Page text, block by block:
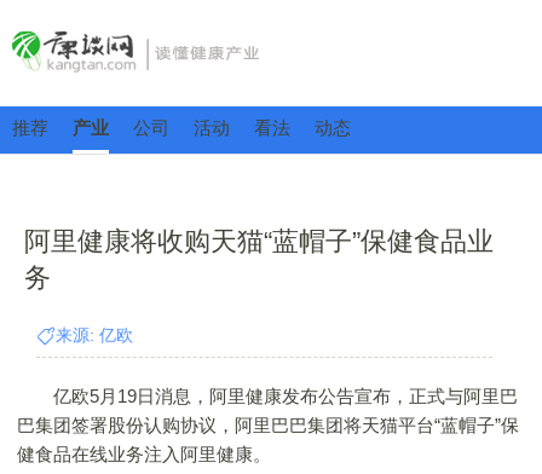
推荐 产业 公司 活动 看法 动态
阿里健康将收购天猫“蓝帽子”保健食品业
务
来源: 亿欧
亿欧5月19日消息，阿里健康发布公告宣布，正式与阿里巴
巴集团签署股份认购协议，阿里巴巴集团将天猫平台“蓝帽子”保
健食品在线业务注入阿里健康。